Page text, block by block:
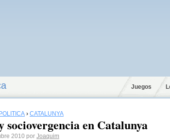
Juegos
POLÍTICA › CATALUNYA
en Catalunya
2010 por Joaquim